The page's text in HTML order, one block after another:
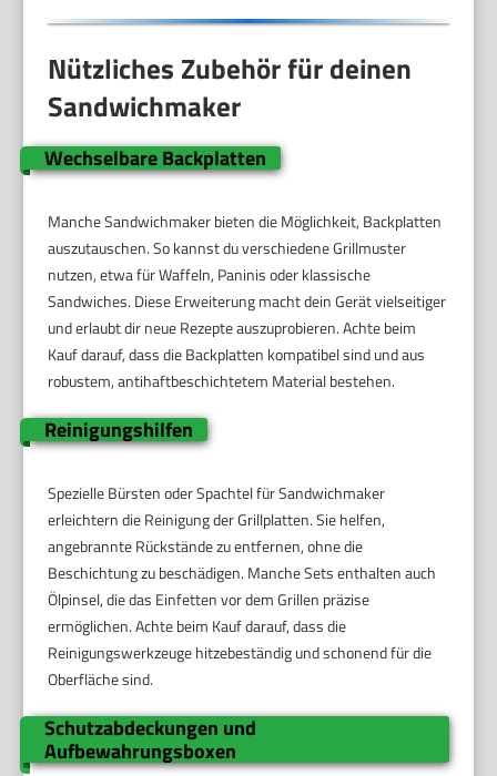
Nützliches Zubehör für deinen
Sandwichmaker
Wechselbare Backplatten
Manche Sandwichmaker bieten die Möglichkeit, Backplatten
auszutauschen. So kannst du verschiedene Grillmuster
nutzen, etwa für Waffeln, Paninis oder klassische
Sandwiches. Diese Erweiterung macht dein Gerät vielseitiger
und erlaubt dir neue Rezepte auszuprobieren. Achte beim
Kauf darauf, dass die Backplatten kompatibel sind und aus
robustem, antihaftbeschichtetem Material bestehen.
Reinigungshilfen
Spezielle Bürsten oder Spachtel für Sandwichmaker
erleichtern die Reinigung der Grillplatten. Sie helfen,
angebrannte Rückstände zu entfernen, ohne die
Beschichtung zu beschädigen. Manche Sets enthalten auch
Ölpinsel, die das Einfetten vor dem Grillen präzise
ermöglichen. Achte beim Kauf darauf, dass die
Reinigungswerkzeuge hitzebeständig und schonend für die
Oberfläche sind.
Schutzabdeckungen und
Aufbewahrungsboxen